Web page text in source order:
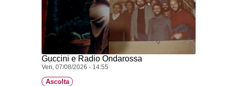
Guccini e Radio Ondarossa
Ven, 07/08/2026 - 14:55
Ascolta